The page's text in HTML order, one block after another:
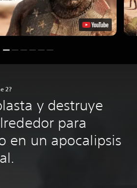
2?
y destruye
para
en un apocalipsis